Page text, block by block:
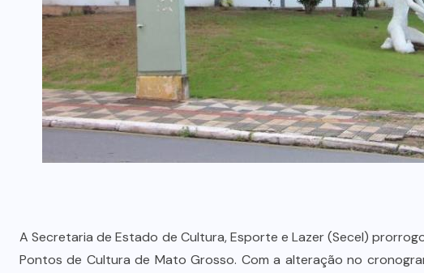
A Secretaria de Estado de Cultura, Esporte e Lazer (Secel)
Pontos de Cultura de Mato Grosso. Com a alteração no